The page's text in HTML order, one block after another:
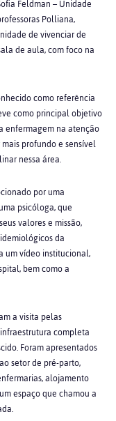
Feldman – Unidade
Polliana,
de vivenciar de
de aula, com foco na
como referência
como principal objetivo
enfermagem na atenção
profundo e sensível
nessa área.
por uma
psicóloga, que
valores e missão,
da
um vídeo institucional,
bem como a
a visita pelas
completa
Foram apresentados
setor de pré-parto,
alojamento
espaço que chamou a